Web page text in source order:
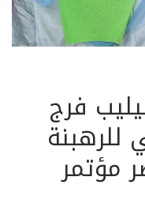
فرج
للرهبنة
مؤتمر